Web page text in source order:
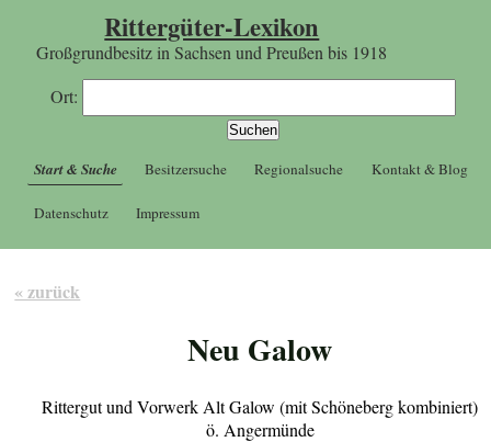
Rittergüter-Lexikon
Großgrundbesitz in Sachsen und Preußen bis 1918
Ort:
Start & Suche Besitzersuche Regionalsuche Kontakt & Blog
Datenschutz Impressum
« zurück
Neu Galow
Rittergut und Vorwerk Alt Galow (mit Schöneberg kombiniert)
ö. Angermünde